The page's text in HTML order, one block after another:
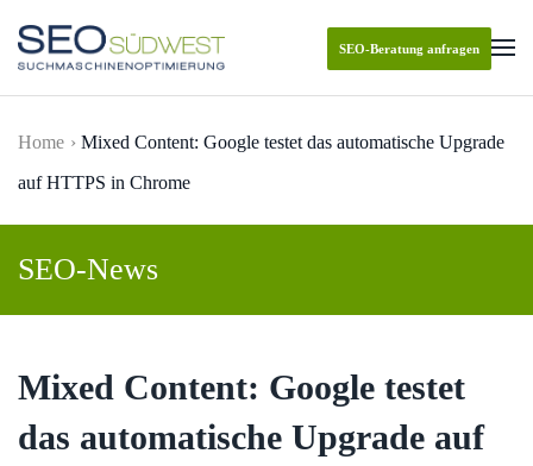
Skip to main content
SEO-Beratung anfragen
Home
Mixed Content: Google testet das automatische Upgrade
auf HTTPS in Chrome
SEO-News
Mixed Content: Google testet
das automatische Upgrade auf